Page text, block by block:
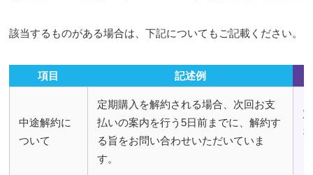
該当するものがある場合は、下記についてもご記載ください。
項目 記述例
中途解約に
ついて
定期購入を解約される場合、次回お支
払いの案内を行う5日前までに、解約す
る旨をお問い合わせいただいていま
す。